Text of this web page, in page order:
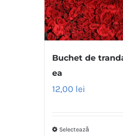
Buchet de
ea
12,00 lei
Selectează